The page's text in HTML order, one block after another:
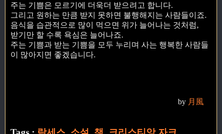
주는 기쁨은 모르기에 더욱더 받으려고 합니다.
그리고 원하는 만큼 받지 못하면 불행해지는 사람들이죠.
음식을 습관적으로 많이 먹으면 위가 늘어나는 것처럼,
받기만 할 수록 욕심은 늘어나죠.
주는 기쁨과 받는 기쁨을 모두 누리며 사는 행복한 사람들
이 많아지면 좋겠습니다.
by 月風